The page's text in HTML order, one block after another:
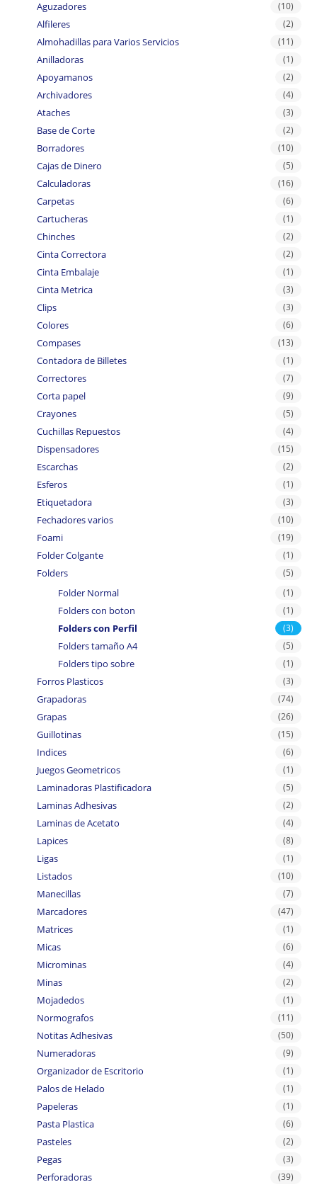
Aguzadores (10)
Alfileres (2)
Almohadillas para Varios Servicios (11)
Anilladoras (1)
Apoyamanos (2)
Archivadores (4)
Ataches (3)
Base de Corte (2)
Borradores (10)
Cajas de Dinero (5)
Calculadoras (16)
Carpetas (6)
Cartucheras (1)
Chinches (2)
Cinta Correctora (2)
Cinta Embalaje (1)
Cinta Metrica (3)
Clips (3)
Colores (6)
Compases (13)
Contadora de Billetes (1)
Correctores (7)
Corta papel (9)
Crayones (5)
Cuchillas Repuestos (4)
Dispensadores (15)
Escarchas (2)
Esferos (1)
Etiquetadora (3)
Fechadores varios (10)
Foami (19)
Folder Colgante (1)
Folders (5)
Folder Normal (1)
Folders con boton (1)
Folders con Perfil (3)
Folders tamaño A4 (5)
Folders tipo sobre (1)
Forros Plasticos (3)
Grapadoras (74)
Grapas (26)
Guillotinas (15)
Indices (6)
Juegos Geometricos (1)
Laminadoras Plastificadora (5)
Laminas Adhesivas (2)
Laminas de Acetato (4)
Lapices (8)
Ligas (1)
Listados (10)
Manecillas (7)
Marcadores (47)
Matrices (1)
Micas (6)
Microminas (4)
Minas (2)
Mojadedos (1)
Normografos (11)
Notitas Adhesivas (50)
Numeradoras (9)
Organizador de Escritorio (1)
Palos de Helado (1)
Papeleras (1)
Pasta Plastica (6)
Pasteles (2)
Pegas (3)
Perforadoras (39)